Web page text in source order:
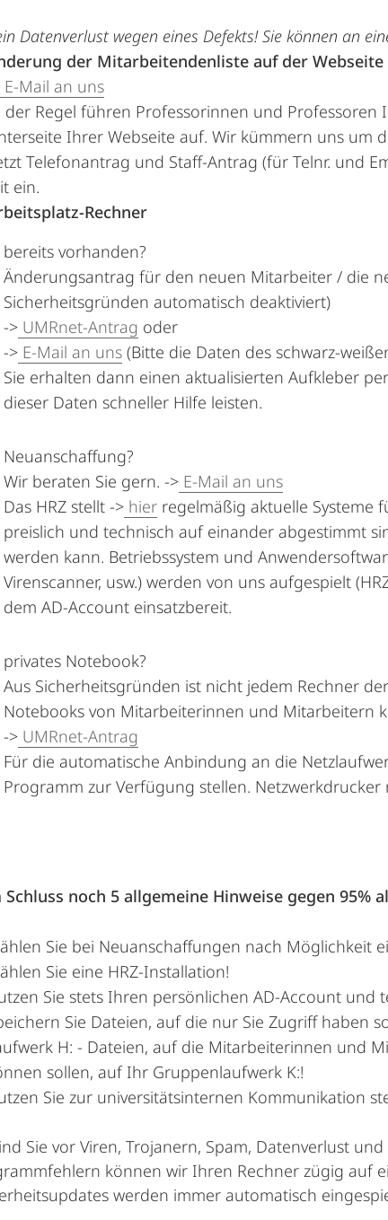
Datenverlust wegen eines Defekts! Sie können an
der Mitarbeitendenliste auf der Webseite
E-Mail an uns
der Regel führen Professorinnen und
Ihrer Webseite auf. Wir kümmern uns um
Telefonantrag und Staff-Antrag (für Telnr. und
ein.
Rechner
bereits vorhanden?
Änderungsantrag für den neuen Mitarbeiter / die
Sicherheitsgründen automatisch deaktiviert)
-> UMRnet-Antrag oder
-> E-Mail an uns (Bitte die Daten des schwarz-
Sie erhalten dann einen aktualisierten Aufkleber
dieser Daten schneller Hilfe leisten.
Neuanschaffung?
Wir beraten Sie gern. -> E-Mail an uns
Das HRZ stellt -> hier regelmäßig aktuelle Systeme
preislich und technisch auf einander abgestimmt
werden kann. Betriebssystem und
Virenscanner, usw.) werden von uns aufgespielt
dem AD-Account einsatzbereit.
privates Notebook?
Aus Sicherheitsgründen ist nicht jedem Rechner
Notebooks von Mitarbeiterinnen und Mitarbeitern
-> UMRnet-Antrag
Für die automatische Anbindung an die
Programm zur Verfügung stellen.
Schluss noch 5 allgemeine Hinweise gegen 95%
Sie bei Neuanschaffungen nach Möglichkeit
Sie eine HRZ-Installation!
Sie stets Ihren persönlichen AD-Account und
Sie Dateien, auf die nur Sie Zugriff haben
H: - Dateien, auf die Mitarbeiterinnen und
sollen, auf Ihr Gruppenlaufwerk K:!
Sie zur universitätsinternen Kommunikation
Sie vor Viren, Trojanern, Spam, Datenverlust
können wir Ihren Rechner zügig auf
werden immer automatisch